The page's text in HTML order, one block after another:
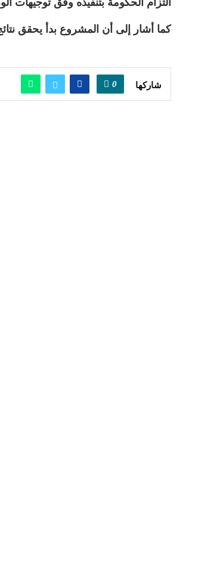
التزام الحكومة بتنفيذه وفق توجيهات
كما أشار إلى أن المشروع بدأ يحقق
شاركها 0